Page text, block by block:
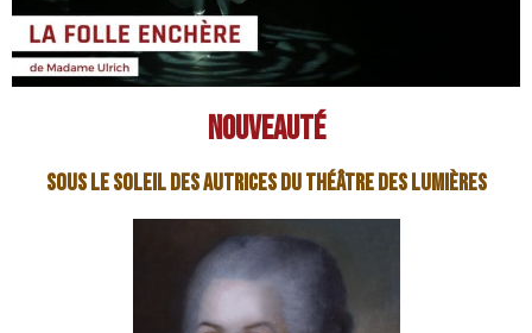
nouveauté
Sous le soleil des autrices du théâtre des lumières